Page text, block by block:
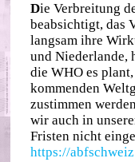
Die Verbreitung
beabsichtigt, das
langsam ihre
und Niederlande,
die WHO es
kommenden
zustimmen
wir auch in
Fristen nicht
https://